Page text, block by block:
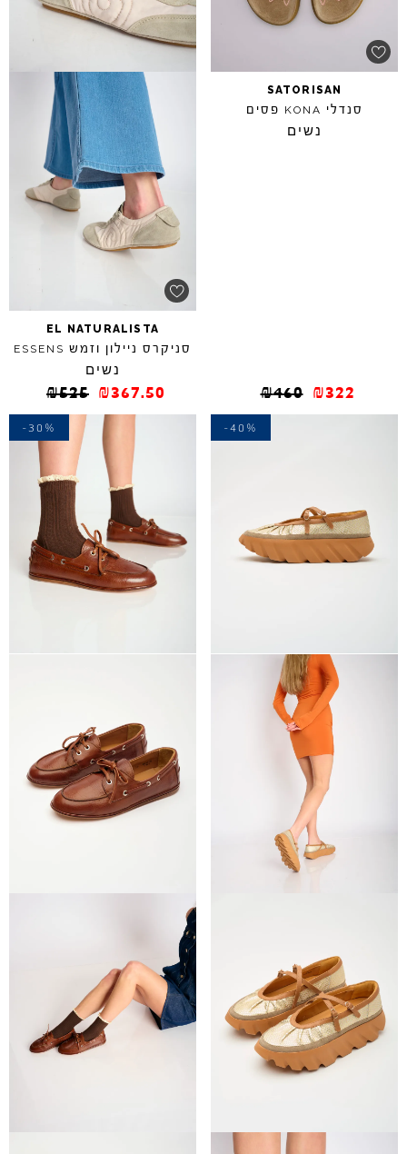
SATORISAN
סנדלי KONA פסים
נשים
₪460 ₪322
EL NATURALISTA
סניקרס ניילון וזמש ESSENS
נשים
₪525 ₪367.50
-40%
-30%